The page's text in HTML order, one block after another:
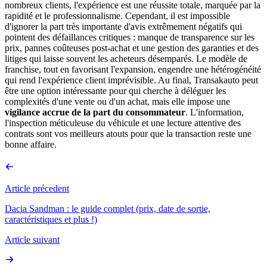
nombreux clients, l'expérience est une réussite totale, marquée par la
rapidité et le professionnalisme. Cependant, il est impossible
d'ignorer la part très importante d'avis extrêmement négatifs qui
pointent des défaillances critiques : manque de transparence sur les
prix, pannes coûteuses post-achat et une gestion des garanties et des
litiges qui laisse souvent les acheteurs désemparés. Le modèle de
franchise, tout en favorisant l'expansion, engendre une hétérogénéité
qui rend l'expérience client imprévisible. Au final, Transakauto peut
être une option intéressante pour qui cherche à déléguer les
complexités d'une vente ou d'un achat, mais elle impose une
vigilance accrue de la part du consommateur. L'information,
l'inspection méticuleuse du véhicule et une lecture attentive des
contrats sont vos meilleurs atouts pour que la transaction reste une
bonne affaire.
Article précedent
Dacia Sandman : le guide complet (prix, date de sortie,
caractéristiques et plus !)
Article suivant